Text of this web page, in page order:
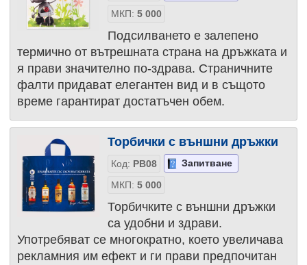
МКП: 5 000
Подсилването е залепено
термично от вътрешната страна на дръжката и
я прави значително по-здрава. Страничните
фалти придават елегантен вид и в същото
време гарантират достатъчен обем.
Торбички с външни дръжки
Код: PB08
Запитване
МКП: 5 000
Торбичките с външни дръжки
са удобни и здрави.
Употребяват се многократно, което увеличава
рекламния им ефект и ги прави предпочитан